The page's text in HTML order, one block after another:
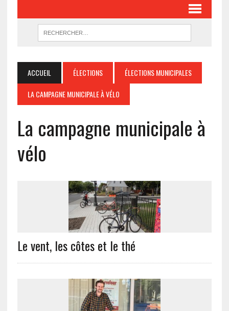
ACCUEIL ÉLECTIONS
ÉLECTIONS MUNICIPALES
LA CAMPAGNE MUNICIPALE À VÉLO
La campagne municipale à
vélo
Le vent, les côtes et le thé